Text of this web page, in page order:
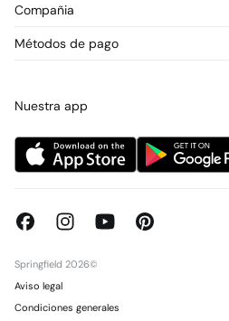
Envío
Promociones vigentes
¡Únete!
Compañia
Tiendas
Métodos de pago
Nuestra app
Springfield 2026©
Aviso legal
Condiciones generales